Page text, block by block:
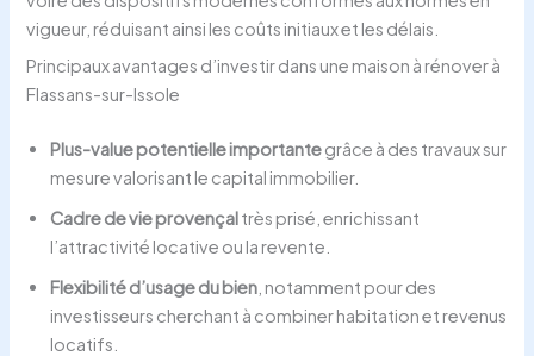
vigueur, réduisant ainsi les coûts initiaux et les délais.
Principaux avantages d’investir dans une maison à rénover à
Flassans-sur-Issole
Plus-value potentielle importantegrâce à des travaux sur
mesure valorisant le capital immobilier.
Cadre de vie provençaltrès prisé, enrichissant
l’attractivité locative ou la revente.
Flexibilité d’usage du bien , notamment pour des
investisseurs cherchant à combiner habitation et revenus
locatifs.